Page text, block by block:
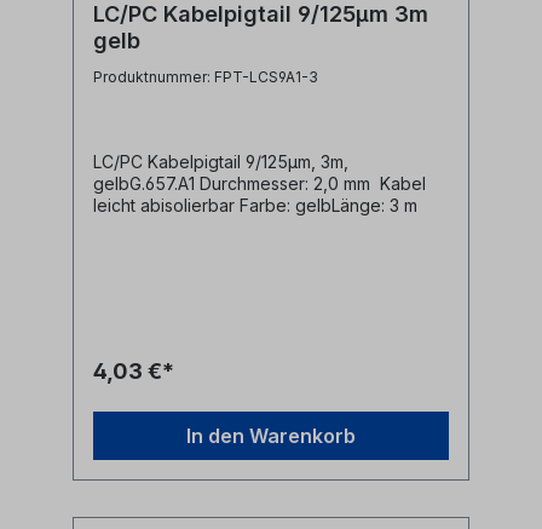
LC/PC Kabelpigtail 9/125µm 3m
gelb
Produktnummer: FPT-LCS9A1-3
LC/PC Kabelpigtail 9/125µm, 3m,
gelbG.657.A1 Durchmesser: 2,0 mm Kabel
leicht abisolierbar Farbe: gelbLänge: 3 m
4,03 €*
In den Warenkorb